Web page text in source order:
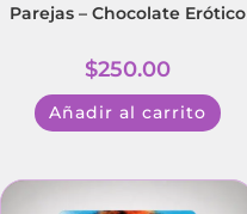
Parejas – Chocolate Erótico
$250.00
Añadir al carrito